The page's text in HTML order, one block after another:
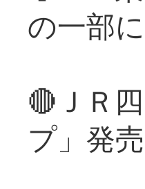
の一部
🔴ＪＲ
プ」発売